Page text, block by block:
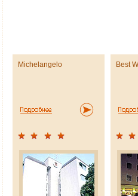
Michelangelo Best